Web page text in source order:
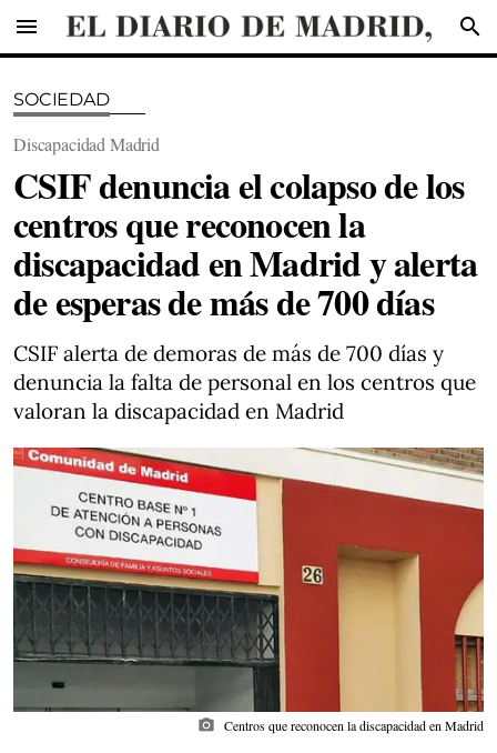
menu search
SOCIEDAD
Discapacidad Madrid
CSIF denuncia el colapso de los
centros que reconocen la
discapacidad en Madrid y alerta
de esperas de más de 700 días
CSIF alerta de demoras de más de 700 días y
denuncia la falta de personal en los centros que
valoran la discapacidad en Madrid
photo_camera Centros que reconocen la discapacidad en Madrid